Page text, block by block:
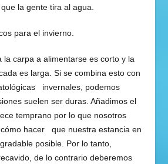
la gente tira al agua.
para el invierno.
la carpa a alimentarse es corto y la
es larga. Si se combina esto con
invernales, podemos
suelen ser duras. Añadimos el
temprano por lo que nosotros
hacer que nuestra estancia en
posible. Por lo tanto,
de lo contrario deberemos